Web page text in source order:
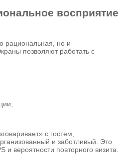
восприятие
рациональная, но и
позволяют работать с
с гостем,
и заботливый. Это
и вероятности повторного визита.